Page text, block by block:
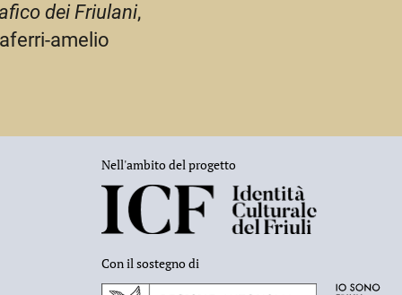
dei Friulani,
amelio
Nell'ambito del progetto
Con il sostegno di